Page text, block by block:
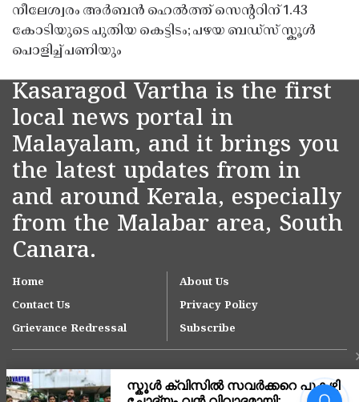
നീലേശ്വരം അർബൻ ഹെൽത്ത് സെൻ്ററിന് 1.43
കോടിയുടെ പുതിയ കെട്ടിടം; പഴയ ബഡ്സ് സ്കൂൾ
പൊളിച്ച് പണിയും
Kasaragod Vartha is the first
local news portal in
Malayalam, and it brings you
the latest updates from in
and around Kerala, especially
from the Malabar area, South
Canara.
Home
About Us
Contact Us
Privacy Policy
Grievance Redressal
Subscribe
നീലേശ്വരം നഗരസഭയിലെ